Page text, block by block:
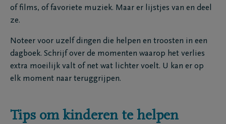
of films, of favoriete muziek. Maar er lijstjes van en deel
ze.
Noteer voor uzelf dingen die helpen en troosten in een
dagboek. Schrijf over de momenten waarop het verlies
extra moeilijk valt of net wat lichter voelt. U kan er op
elk moment naar teruggrijpen.
Tips om kinderen te helpen